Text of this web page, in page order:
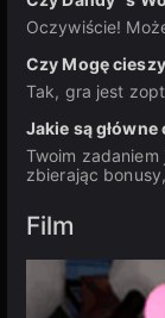
Oczywiście!
Czy Mogę
Tak, gra jest
Jakie są główne
Twoim
zbierając
Film